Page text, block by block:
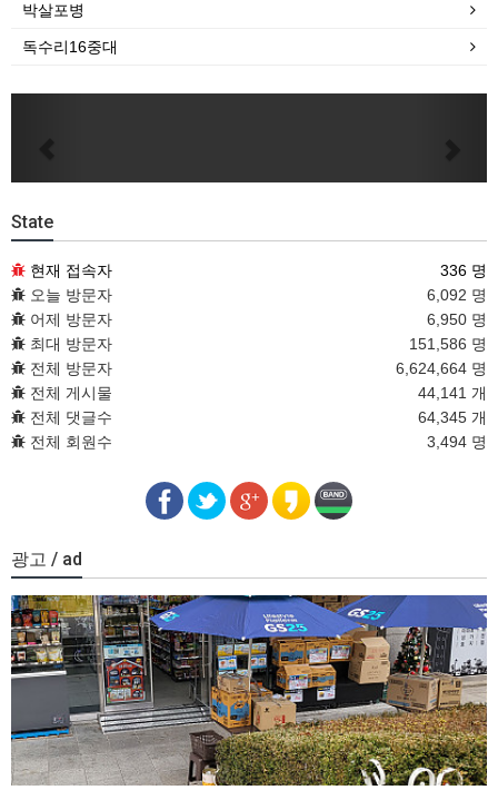
박살포병
독수리16중대
State
현재 접속자
336 명
오늘 방문자
6,092 명
어제 방문자
6,950 명
최대 방문자
151,586 명
전체 방문자
6,624,664 명
전체 게시물
44,141 개
전체 댓글수
64,345 개
전체 회원수
3,494 명
광고 / ad